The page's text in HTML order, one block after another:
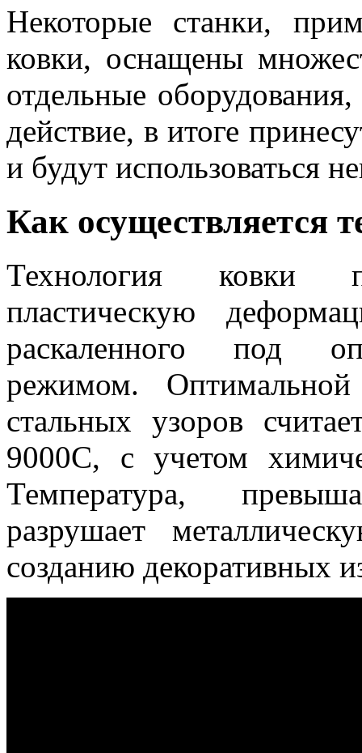
Некоторые станки,
ковки, оснащены
отдельные
действие, в итоге
и будут использоваться
Как осуществляется
Технология ковки
пластическую
раскаленного под
режимом. Оптимальной
стальных узоров
9000С, с учетом
Температура,
разрушает
созданию декоративных